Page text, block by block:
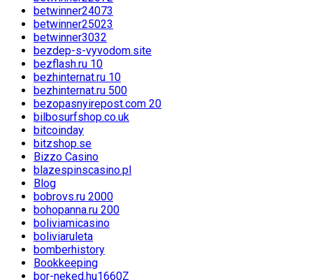
betwinner24073
betwinner25023
betwinner3032
bezdep-s-vyvodom.site
bezflash.ru 10
bezhinternat.ru 10
bezhinternat.ru 500
bezopasnyirepost.com 20
bilbosurfshop.co.uk
bitcoinday
bitzshop.se
Bizzo Casino
blazespinscasino.pl
Blog
bobrovs.ru 2000
bohopanna.ru 200
boliviamicasino
boliviaruleta
bomberhistory
Bookkeeping
bor-neked.hu1660Z